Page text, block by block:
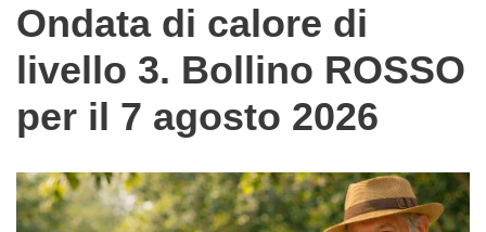
Ondata di calore di
livello 3. Bollino ROSSO
per il 7 agosto 2026